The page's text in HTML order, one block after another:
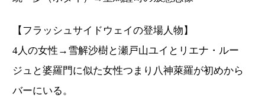
【フラッシュサイドウェイの登場人物】
4人の女性→雪解沙樹と瀬戸山ユイとリエナ・ルー
ジュと婆羅門に似た女性つまり八神萊羅が初めから
バーにいる。